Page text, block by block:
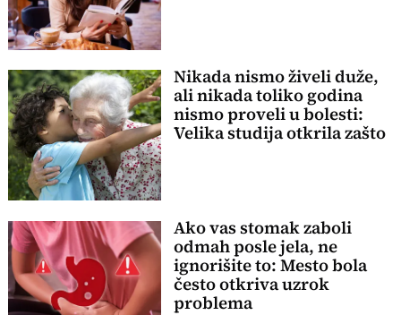
Nikada nismo živeli duže,
ali nikada toliko godina
nismo proveli u bolesti:
Velika studija otkrila zašto
Ako vas stomak zaboli
odmah posle jela, ne
ignorišite to: Mesto bola
često otkriva uzrok
problema